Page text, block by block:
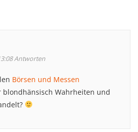
Antworten
Börsen und Messen
blondhänsisch Wahrheiten und